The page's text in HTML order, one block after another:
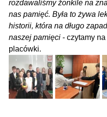
rozdawaliśmy żonkile na
nas pamięć. Była to żywa
historii, która na długo
naszej pamięci - czytamy
placówki.